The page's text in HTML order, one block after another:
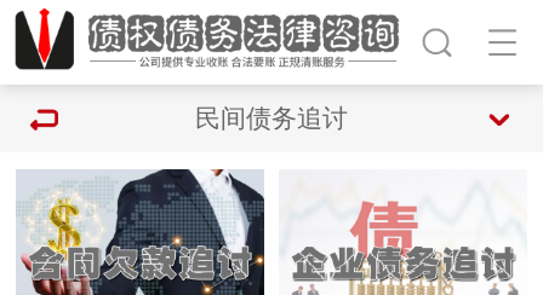
民间债务追讨